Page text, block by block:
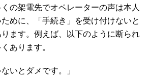
の架電先でオペレーターの声は本人
めに、「手続き」を受け付けないと
ます。例えば、以下のように断られ
あります。
いとダメです。」